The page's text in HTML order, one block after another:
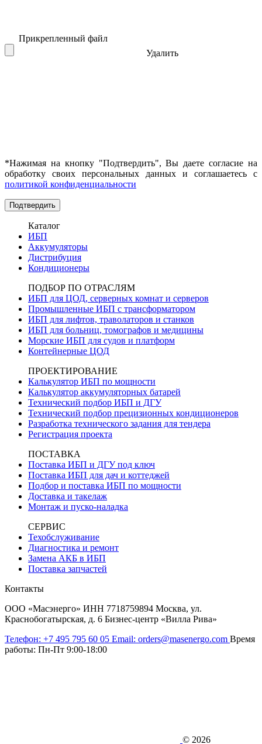
Прикрепленный файл
Удалить
*Нажимая на кнопку "Подтвердить", Вы даете согласие на
обработку своих персональных данных и соглашаетесь с
политикой конфиденциальности
Каталог
ИБП
Аккумуляторы
Дистрибуция
Кондиционеры
ПОДБОР ПО ОТРАСЛЯМ
ИБП для ЦОД, серверных комнат и серверов
Промышленные ИБП с трансформатором
ИБП для лифтов, траволаторов и станков
ИБП для больниц, томографов и медицины
Морские ИБП для судов и платформ
Контейнерные ЦОД
ПРОЕКТИРОВАНИЕ
Калькулятор ИБП по мощности
Калькулятор аккумуляторных батарей
Технический подбор ИБП и ДГУ
Технический подбор прецизионных кондиционеров
Разработка технического задания для тендера
Регистрация проекта
ПОСТАВКА
Поставка ИБП и ДГУ под ключ
Поставка ИБП для дач и коттеджей
Подбор и поставка ИБП по мощности
Доставка и такелаж
Монтаж и пуско-наладка
СЕРВИС
Техобслуживание
Диагностика и ремонт
Замена АКБ в ИБП
Поставка запчастей
Контакты
ООО «Масэнерго» ИНН 7718759894 Москва, ул.
Краснобогатырская, д. 6 Бизнес-центр «Вилла Рива»
Телефон: +7 495 795 60 05 Email: orders@masenergo.com Время
работы: Пн-Пт 9:00-18:00
© 2026